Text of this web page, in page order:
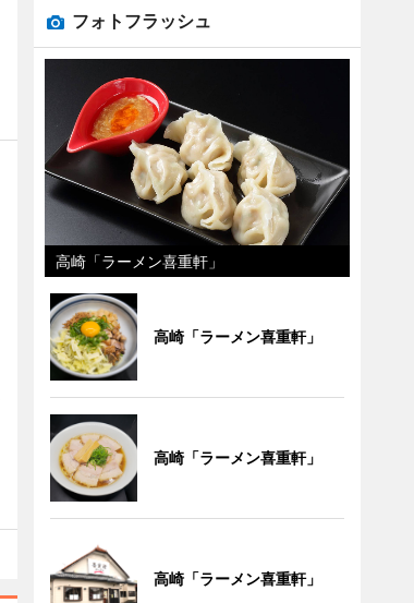
フォトフラッシュ
高崎「ラーメン喜重軒」
高崎「ラーメン喜重軒」
高崎「ラーメン喜重軒」
高崎「ラーメン喜重軒」